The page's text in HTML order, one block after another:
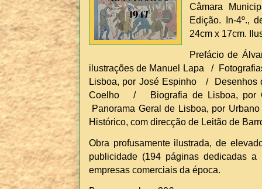
Câmara
Edição. In-4º.,
24cm x 17cm.
Prefácio de
ilustrações de Manuel Lapa /
Lisboa, por José Espinho / Desenhos
Coelho / Biografia de Lisboa, por
Panorama Geral de Lisboa, por
Histórico, com direcção de Leitão de
Obra profusamente ilustrada, de
publicidade (194 páginas dedicadas
empresas comerciais da época.